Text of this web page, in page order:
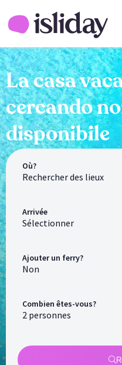
La casa
cercando
disponibile
Où?
Arrivée
Sélectionner
Combien êtes-vous?
Ajouter un ferry?
Non